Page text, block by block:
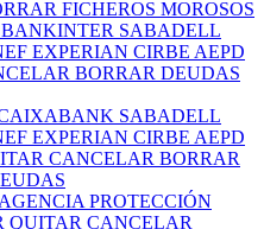
FICHEROS MOROSOS
SABADELL
EXPERIAN CIRBE AEPD
BORRAR DEUDAS
SABADELL
EXPERIAN CIRBE AEPD
CANCELAR BORRAR
PROTECCIÓN
QUITAR CANCELAR